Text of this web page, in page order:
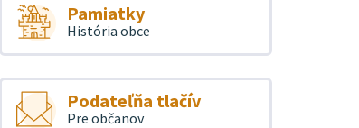
Pamiatky
História obce
Podateľňa tlačív
Pre občanov